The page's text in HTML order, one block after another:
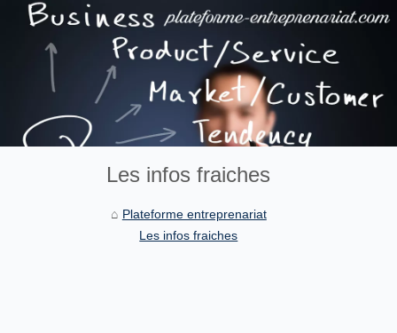
Les infos fraiches
Plateforme entreprenariat
Les infos fraiches